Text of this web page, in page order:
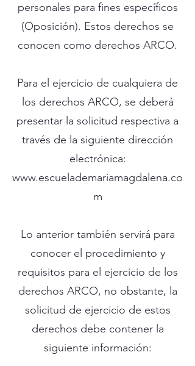
personales para fines específicos
(Oposición). Estos derechos se
conocen como derechos ARCO.
Para el ejercicio de cualquiera de
los derechos ARCO, se deberá
presentar la solicitud respectiva a
través de la siguiente dirección
electrónica:
www.escuelademariamagdalena.co
m
Lo anterior también servirá para
conocer el procedimiento y
requisitos para el ejercicio de los
derechos ARCO, no obstante, la
solicitud de ejercicio de estos
derechos debe contener la
siguiente información: